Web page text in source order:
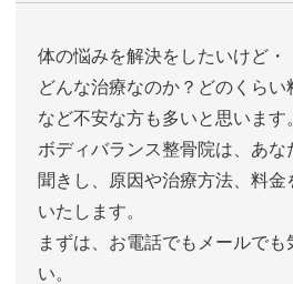
体の悩みを解決をしたいけど・
どんな治療なのか？どのくらい
など不安な方も多いと思います
ボディバランス整骨院は、あな
聞きし、原因や治療方法、料金
いたします。
まずは、お電話でもメールでも
い。